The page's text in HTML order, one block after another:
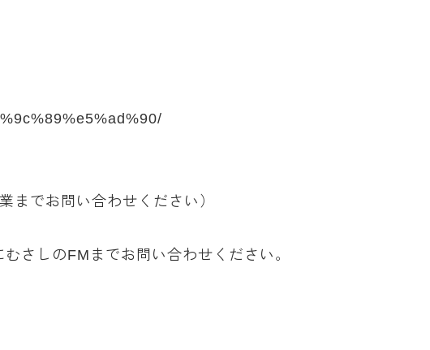
までお問い合わせください）
さしのFMまでお問い合わせください。